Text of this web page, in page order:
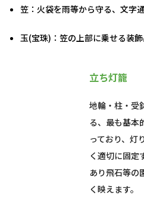
笠：火袋を雨等から守る、文字通
玉(宝珠)：笠の上部に乗せる装飾
立ち灯籠
地輪・柱・受
る、最も基本
っており、灯
く適切に固定
あり飛石等の
く映えます。